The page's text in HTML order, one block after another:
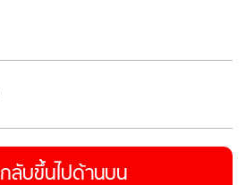
กลับขึ้นไปด้านบน